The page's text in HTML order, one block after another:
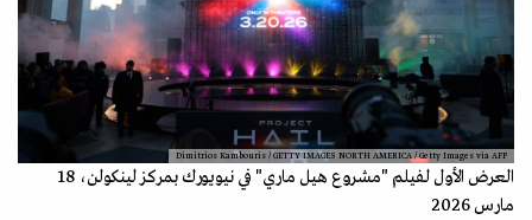
Dimitrios Kambouris / GETTY IMAGES NORTH AMERICA / Getty Images via AFP
العرض الأول لفيلم "مشروع هيل ماري" في نيويورك بمركز لينكولن، 18
مارس 2026